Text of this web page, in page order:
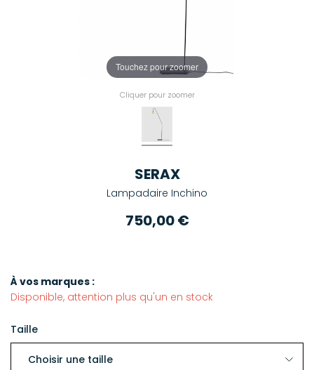
Touchez pour zoomer
Cliquer pour zoomer
SERAX
Lampadaire Inchino
750,00 €
À vos marques :
Disponible, attention plus qu'un en stock
Taille